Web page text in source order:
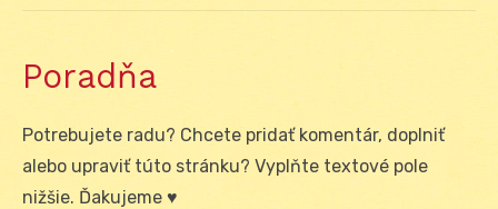
Poradňa
Potrebujete radu? Chcete pridať komentár, doplniť
alebo upraviť túto stránku? Vyplňte textové pole
nižšie. Ďakujeme ♥